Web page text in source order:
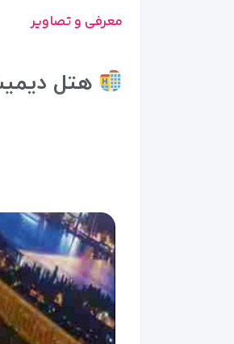
معرفی و تصاویر
هتل